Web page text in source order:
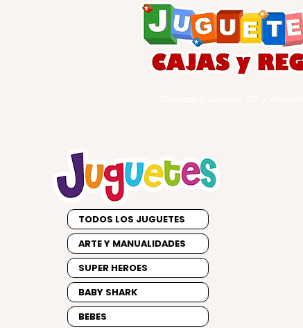
TODOS LOS JUGUETES
ARTE Y MANUALIDADES
SUPER HEROES
BABY SHARK
BEBES